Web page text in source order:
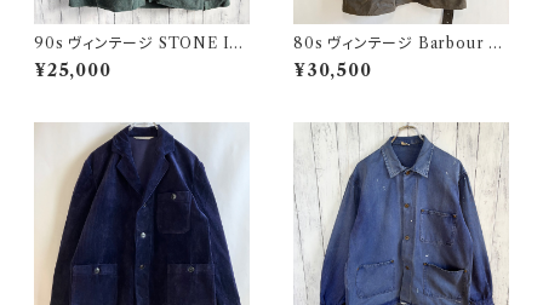
90s ヴィンテージ STONE ISL
AND ウールジャケット ストーン
アイランド グリーンエッジ
¥25,000
80s ヴィンテージ Barbour 2
ワラント ソルウェイジッパー Sol
way Zipper オイルドジャケット
¥30,500